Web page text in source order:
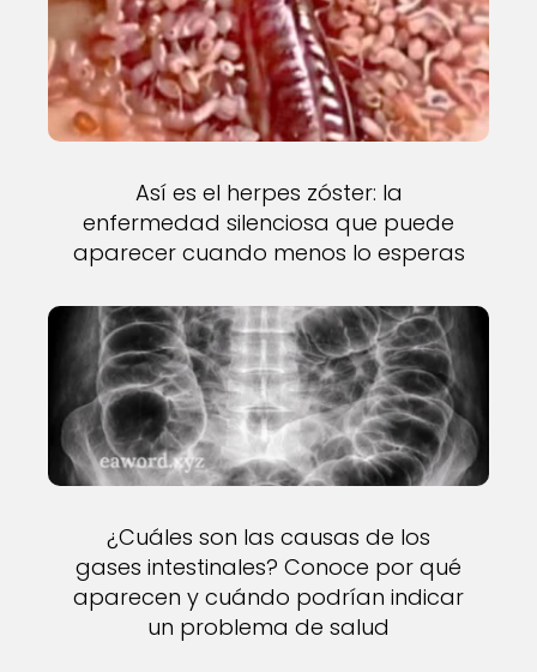
Así es el herpes zóster: la
enfermedad silenciosa que puede
aparecer cuando menos lo esperas
¿Cuáles son las causas de los
gases intestinales? Conoce por qué
aparecen y cuándo podrían indicar
un problema de salud